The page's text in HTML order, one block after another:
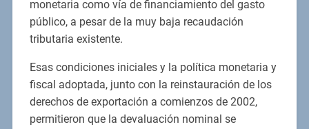
monetaria como vía de financiamiento del gasto
público, a pesar de la muy baja recaudación
tributaria existente.
Esas condiciones iniciales y la política monetaria y
fiscal adoptada, junto con la reinstauración de los
derechos de exportación a comienzos de 2002,
permitieron que la devaluación nominal se